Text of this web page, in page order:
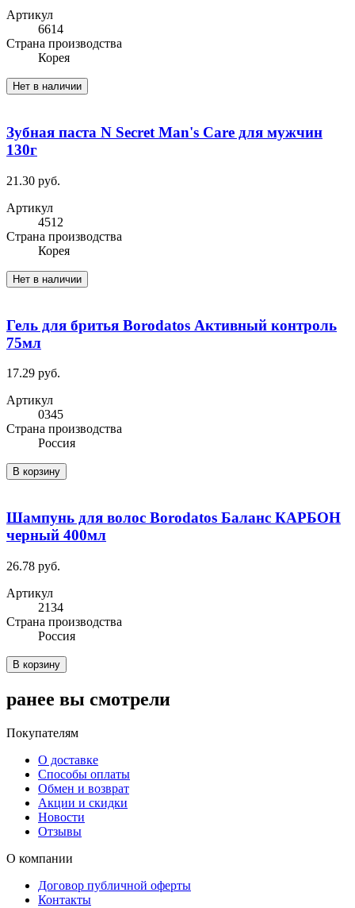
Артикул
6614
Cтрана производства
Корея
Нет в наличии
Зубная паста N Secret Man's Care для мужчин
130г
21.30 руб.
Артикул
4512
Cтрана производства
Корея
Нет в наличии
Гель для бритья Borodatos Активный контроль
75мл
17.29 руб.
Артикул
0345
Cтрана производства
Россия
В корзину
Шампунь для волос Borodatos Баланс КАРБОН
черный 400мл
26.78 руб.
Артикул
2134
Cтрана производства
Россия
В корзину
ранее вы смотрели
Покупателям
О доставке
Способы оплаты
Обмен и возврат
Акции и скидки
Новости
Отзывы
О компании
Договор публичной оферты
Контакты